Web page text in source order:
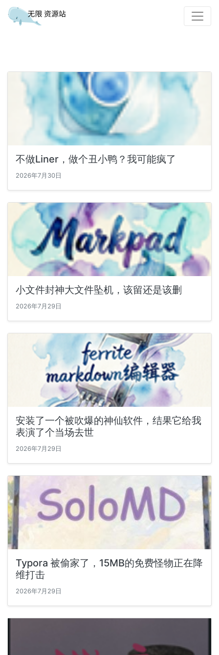
不做Liner，做个丑小鸭？我可能疯了
2026年7月30日
小文件封神大文件坠机，该留还是该删
2026年7月29日
安装了一个被吹爆的神仙软件，结果它给我
表演了个当场去世
2026年7月29日
Typora 被偷家了，15MB的免费怪物正在降
维打击
2026年7月29日